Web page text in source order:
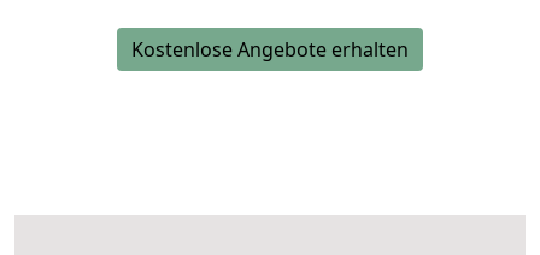
Kostenlose Angebote erhalten